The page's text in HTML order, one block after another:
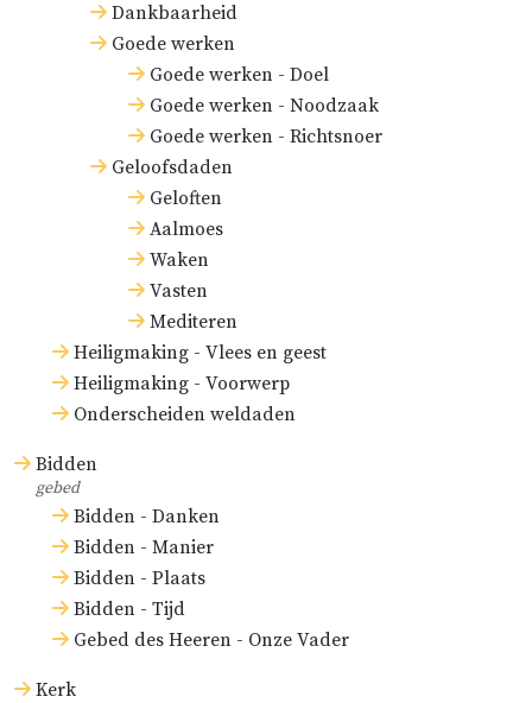
Dankbaarheid
Goede werken
Goede werken - Doel
Goede werken - Noodzaak
Goede werken - Richtsnoer
Geloofsdaden
Geloften
Aalmoes
Waken
Vasten
Mediteren
Heiligmaking - Vlees en geest
Heiligmaking - Voorwerp
Onderscheiden weldaden
Bidden
gebed
Bidden - Danken
Bidden - Manier
Bidden - Plaats
Bidden - Tijd
Gebed des Heeren - Onze Vader
Kerk